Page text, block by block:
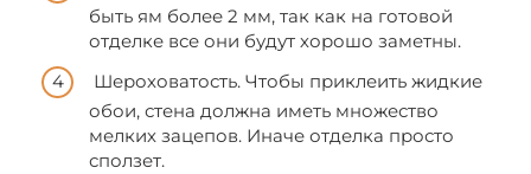
быть ям более 2 мм, так как на готовой
отделке все они будут хорошо заметны.
Шероховатость. Чтобы приклеить жидкие
обои, стена должна иметь множество
мелких зацепов. Иначе отделка просто
сползет.